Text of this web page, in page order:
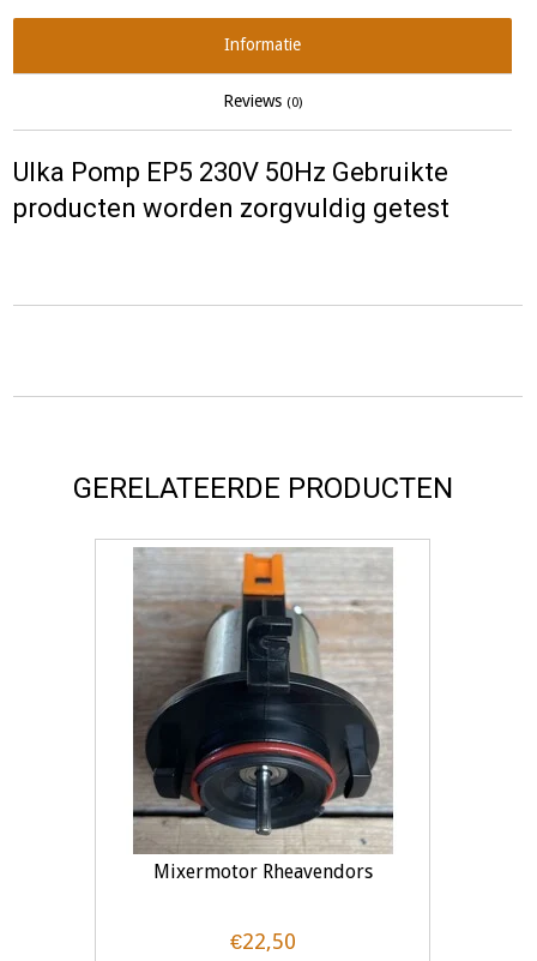
Informatie
Reviews (0)
Ulka Pomp EP5 230V 50Hz Gebruikte
producten worden zorgvuldig getest
GERELATEERDE PRODUCTEN
Mixermotor Rheavendors
€22,50